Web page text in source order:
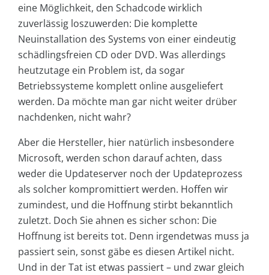
eine Möglichkeit, den Schadcode wirklich
zuverlässig loszuwerden: Die komplette
Neuinstallation des Systems von einer eindeutig
schädlingsfreien CD oder DVD. Was allerdings
heutzutage ein Problem ist, da sogar
Betriebssysteme komplett online ausgeliefert
werden. Da möchte man gar nicht weiter drüber
nachdenken, nicht wahr?
Aber die Hersteller, hier natürlich insbesondere
Microsoft, werden schon darauf achten, dass
weder die Updateserver noch der Updateprozess
als solcher kompromittiert werden. Hoffen wir
zumindest, und die Hoffnung stirbt bekanntlich
zuletzt. Doch Sie ahnen es sicher schon: Die
Hoffnung ist bereits tot. Denn irgendetwas muss ja
passiert sein, sonst gäbe es diesen Artikel nicht.
Und in der Tat ist etwas passiert – und zwar gleich